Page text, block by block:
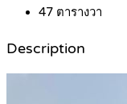
47 ตารางวา
Description